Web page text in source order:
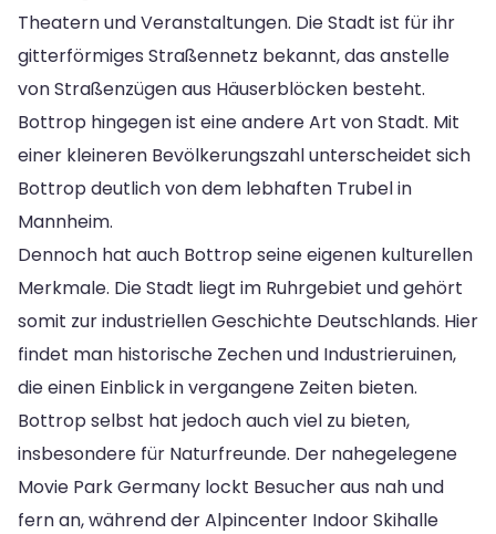
Theatern und Veranstaltungen. Die Stadt ist für ihr
gitterförmiges Straßennetz bekannt, das anstelle
von Straßenzügen aus Häuserblöcken besteht.
Bottrop hingegen ist eine andere Art von Stadt. Mit
einer kleineren Bevölkerungszahl unterscheidet sich
Bottrop deutlich von dem lebhaften Trubel in
Mannheim.
Dennoch hat auch Bottrop seine eigenen kulturellen
Merkmale. Die Stadt liegt im Ruhrgebiet und gehört
somit zur industriellen Geschichte Deutschlands. Hier
findet man historische Zechen und Industrieruinen,
die einen Einblick in vergangene Zeiten bieten.
Bottrop selbst hat jedoch auch viel zu bieten,
insbesondere für Naturfreunde. Der nahegelegene
Movie Park Germany lockt Besucher aus nah und
fern an, während der Alpincenter Indoor Skihalle